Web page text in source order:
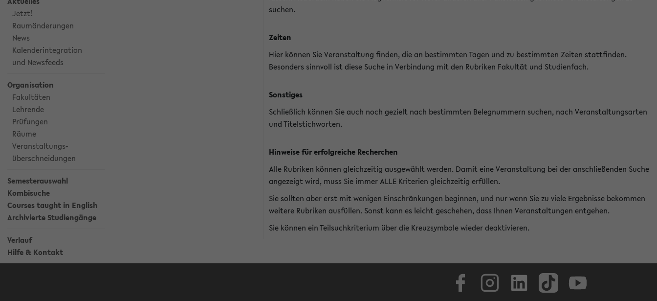
Jetzt!
Raumänderungen
News
Kalenderintegration
und Newsfeeds
Organisation
Fakultäten
Lehrende
Prüfungen
Räume
Veranstaltungs-
überschneidungen
Semesterauswahl
Kombisuche
Courses taught in English
Archivierte Studiengänge
Verlauf
Hilfe & Kontakt
suchen.
Zeiten
Hier können Sie Veranstaltung finden, die an bestimmten Tagen und zu bestimmten Zeiten stattfinden.
Besonders sinnvoll ist diese Suche in Verbindung mit den Rubriken Fakultät und Studienfach.
Sonstiges
Schließlich können Sie auch noch gezielt nach bestimmten Belegnummern suchen, nach Veranstaltungsarten
und Titelstichworten.
Hinweise für erfolgreiche Recherchen
Alle Rubriken können gleichzeitig ausgewählt werden. Damit eine Veranstaltung bei der anschließenden Suche
angezeigt wird, muss Sie immer ALLE Kriterien gleichzeitig erfüllen.
Sie sollten aber erst mit wenigen Einschränkungen beginnen, und nur wenn Sie zu viele Ergebnisse bekommen
weitere Rubriken ausfüllen. Sonst kann es leicht geschehen, dass Ihnen Veranstaltungen entgehen.
Sie können ein Teilsuchkriterium über die Kreuzsymbole wieder deaktivieren.